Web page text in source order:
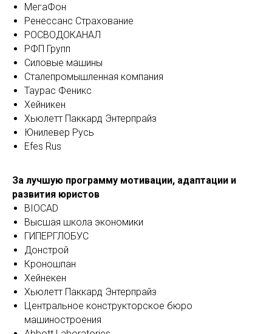
МегаФон
Ренессанс Страхование
РОСВОДОКАНАЛ
РФП Групп
Силовые машины
Сталепромышленная компания
Таурас Феникс
Хейникен
Хьюлетт Паккард Энтерпрайз
Юнилевер Русь
Efes Rus
За лучшую программу мотивации, адаптации и
развития юристов
BIOCAD
Высшая школа экономики
ГИПЕРГЛОБУС
Донстрой
Кроношпан
Хейнекен
Хьюлетт Паккард Энтерпрайз
Центральное конструкторское бюро
машиностроения